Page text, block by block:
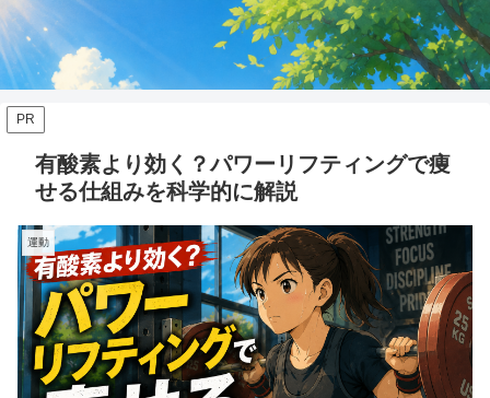
PR
有酸素より効く？パワーリフティングで痩
せる仕組みを科学的に解説
運動